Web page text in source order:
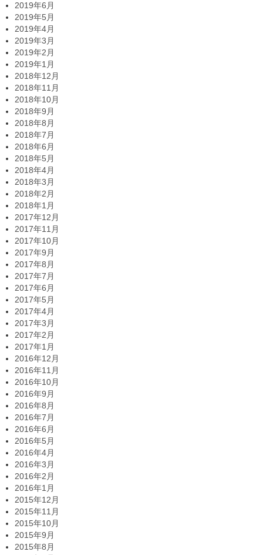
2019年6月
2019年5月
2019年4月
2019年3月
2019年2月
2019年1月
2018年12月
2018年11月
2018年10月
2018年9月
2018年8月
2018年7月
2018年6月
2018年5月
2018年4月
2018年3月
2018年2月
2018年1月
2017年12月
2017年11月
2017年10月
2017年9月
2017年8月
2017年7月
2017年6月
2017年5月
2017年4月
2017年3月
2017年2月
2017年1月
2016年12月
2016年11月
2016年10月
2016年9月
2016年8月
2016年7月
2016年6月
2016年5月
2016年4月
2016年3月
2016年2月
2016年1月
2015年12月
2015年11月
2015年10月
2015年9月
2015年8月